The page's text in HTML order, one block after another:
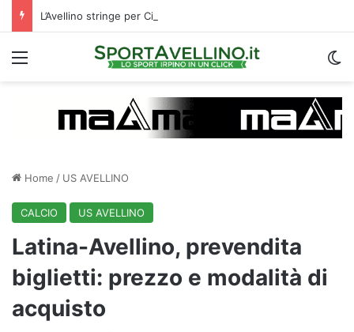
Menu
Home / US AVELLINO
CALCIO US AVELLINO
Latina-Avellino, prevendita
biglietti: prezzo e modalità di
acquisto